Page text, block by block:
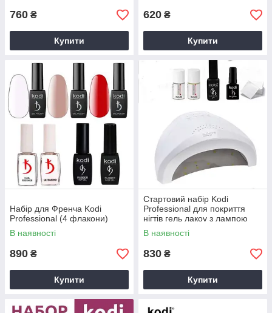
760 ₴
Купити
620 ₴
Купити
Набір для Френча Kodi
Professional (4 флакони)
В наявності
890 ₴
Купити
Стартовий набір Kodi
Professional для покриття
нігтів гель лакоv з лампою
Sun One 48 w "№31"
Оригінал
В наявності
830 ₴
Купити